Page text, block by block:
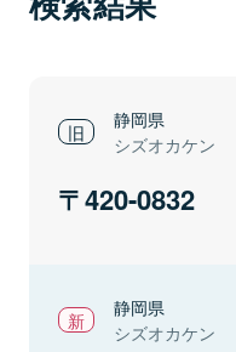
静岡県
シズオカケン
420-0832
静岡県
シズオカケン